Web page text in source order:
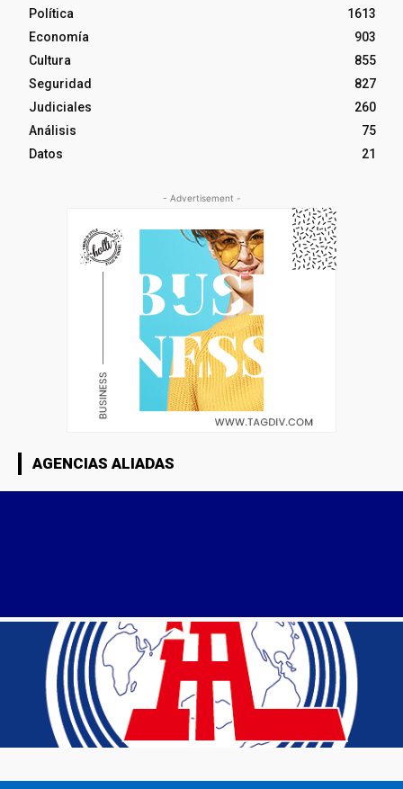
Política
1613
Economía
903
Cultura
855
Seguridad
827
Judiciales
260
Análisis
75
Datos
21
- Advertisement -
AGENCIAS ALIADAS